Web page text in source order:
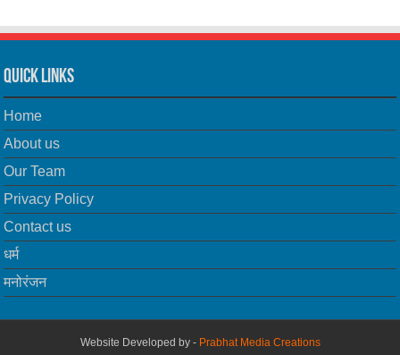
Quick Links
Home
About us
Our Team
Privacy Policy
Contact us
धर्म
मनोरंजन
Website Developed by - Prabhat Media Creations